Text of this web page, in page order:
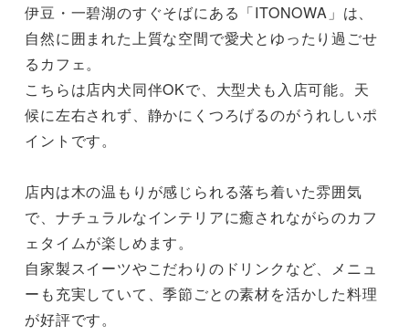
伊豆・一碧湖のすぐそばにある「ITONOWA」は、
自然に囲まれた上質な空間で愛犬とゆったり過ごせ
るカフェ。
こちらは店内犬同伴OKで、大型犬も入店可能。天
候に左右されず、静かにくつろげるのがうれしいポ
イントです。
店内は木の温もりが感じられる落ち着いた雰囲気
で、ナチュラルなインテリアに癒されながらのカフ
ェタイムが楽しめます。
自家製スイーツやこだわりのドリンクなど、メニュ
ーも充実していて、季節ごとの素材を活かした料理
が好評です。